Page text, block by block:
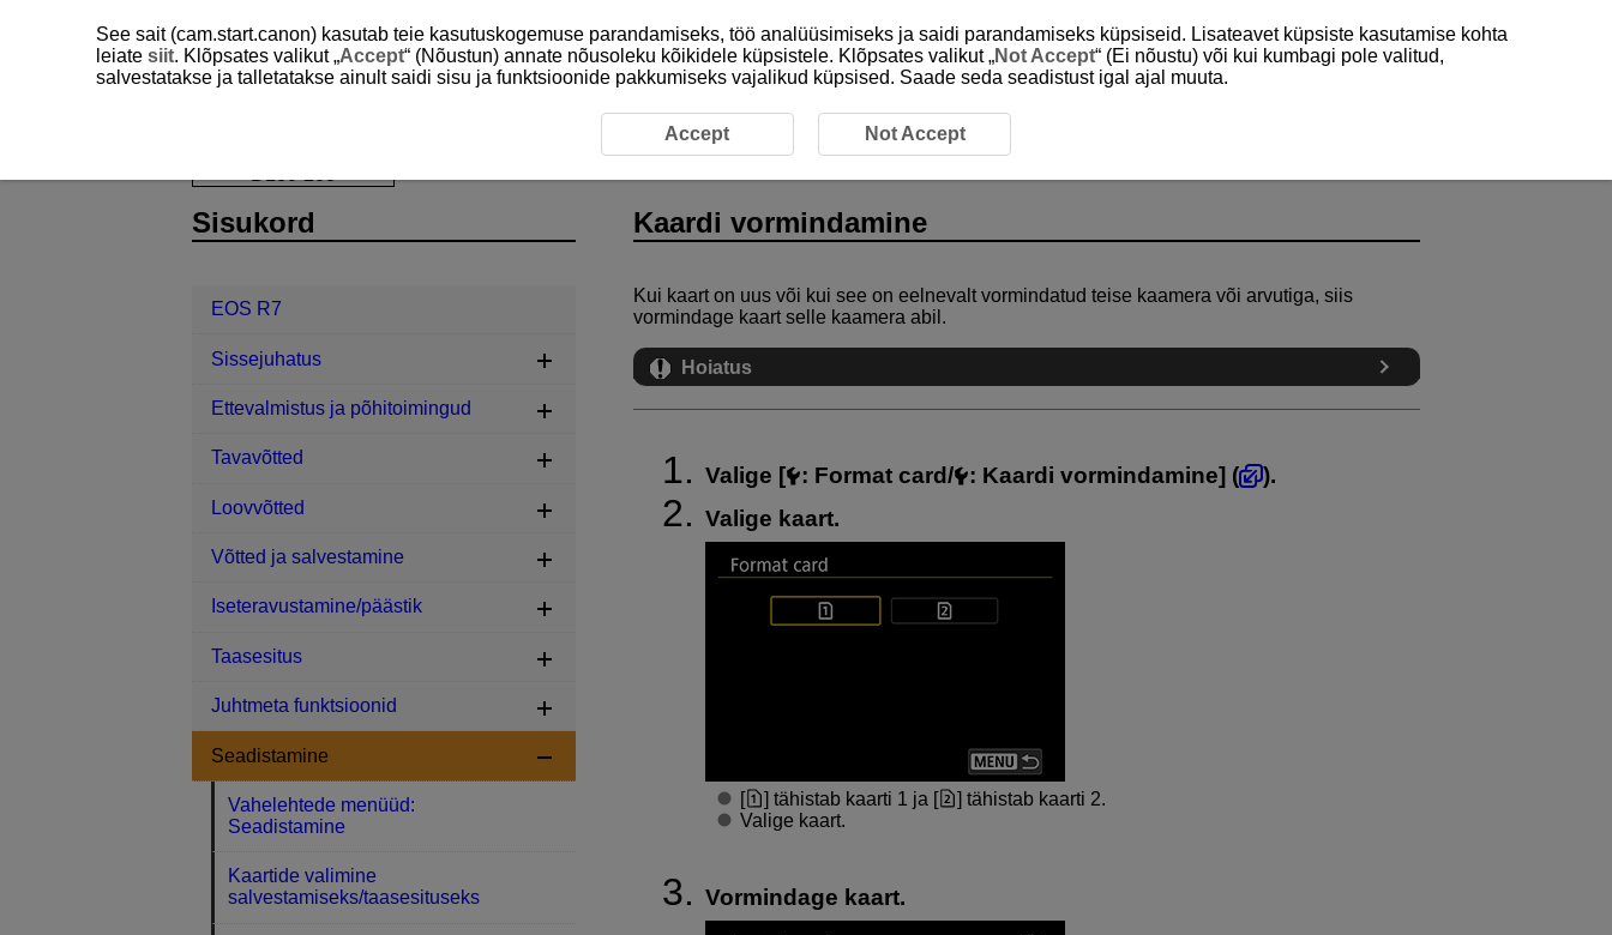
Kaardi vormindamine
Kaardi vormindamine
Kui kaart on uus või kui see on eelnevalt vormindatud teise kaamera või arvutiga, siis
vormindage kaart selle kaamera abil.
Hoiatus
Valige [ : Format card/ : Kaardi vormindamine] (
).
Valige kaart.
[ ] tähistab kaarti 1 ja [
] tähistab kaarti 2.
Valige kaart.
Vormindage kaart.
Sisukord
EOS R7
Sissejuhatus
Ettevalmistus ja põhitoimingud
Tavavõtted
Loovvõtted
Võtted ja salvestamine
Iseteravustamine/päästik
Taasesitus
Juhtmeta funktsioonid
Seadistamine
Vahelehtede menüüd:
Seadistamine
Kaartide valimine
salvestamiseks/taasesituseks
See sait (cam.start.canon) kasutab teie kasutuskogemuse parandamiseks, töö analüüsimiseks ja saidi parandamiseks küpsiseid. Lisateavet küpsiste kasutamise kohta
leiate siit. Klõpsates valikut „Accept“ (Nõustun) annate nõusoleku kõikidele küpsistele. Klõpsates valikut „Not Accept“ (Ei nõustu) või kui kumbagi pole valitud,
salvestatakse ja talletatakse ainult saidi sisu ja funktsioonide pakkumiseks vajalikud küpsised. Saade seda seadistust igal ajal muuta.
Accept Not Accept